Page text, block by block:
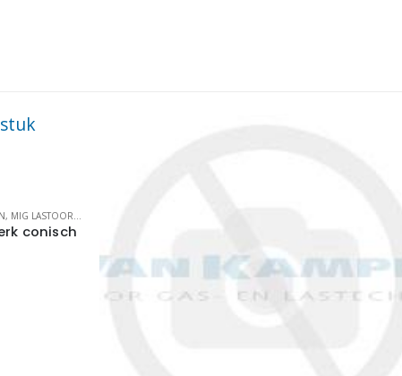
, MIG LASTOORTS ONDERDELEN
conisch